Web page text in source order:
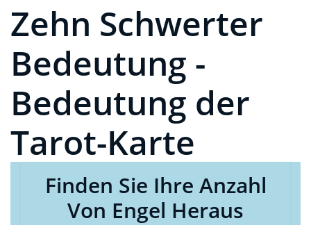
Zehn Schwerter
Bedeutung -
Bedeutung der
Tarot-Karte
Finden Sie Ihre Anzahl
Von Engel Heraus